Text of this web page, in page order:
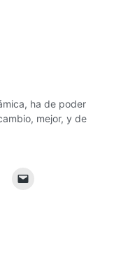
ha de poder
mejor, y de